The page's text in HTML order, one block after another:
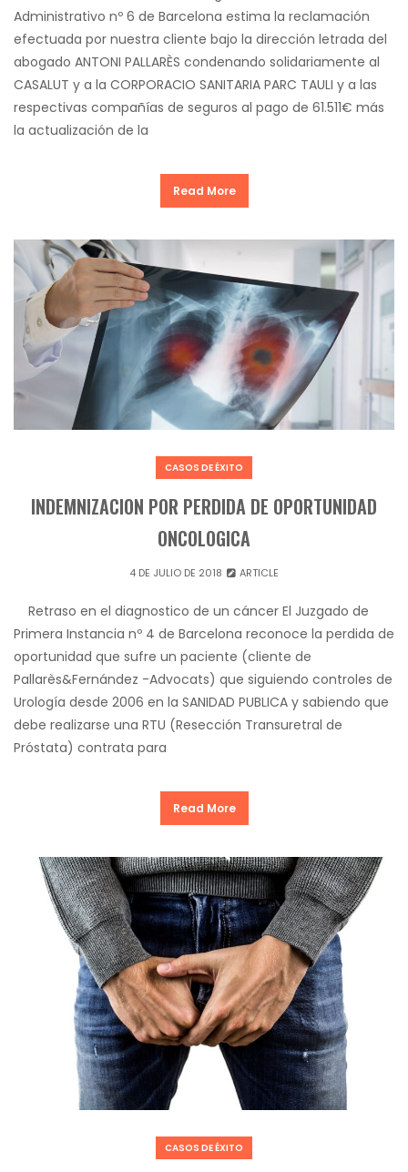
Administrativo nº 6 de Barcelona estima la reclamación
efectuada por nuestra cliente bajo la dirección letrada del
abogado ANTONI PALLARÈS condenando solidariamente al
CASALUT y a la CORPORACIO SANITARIA PARC TAULI y a las
respectivas compañías de seguros al pago de 61.511€ más
la actualización de la
Read More
CASOS DE ÉXITO
INDEMNIZACION POR PERDIDA DE OPORTUNIDAD
ONCOLOGICA
4 DE JULIO DE 2018 ARTICLE
Retraso en el diagnostico de un cáncer El Juzgado de
Primera Instancia nº 4 de Barcelona reconoce la perdida de
oportunidad que sufre un paciente (cliente de
Pallarès&Fernández -Advocats) que siguiendo controles de
Urología desde 2006 en la SANIDAD PUBLICA y sabiendo que
debe realizarse una RTU (Resección Transuretral de
Próstata) contrata para
Read More
CASOS DE ÉXITO